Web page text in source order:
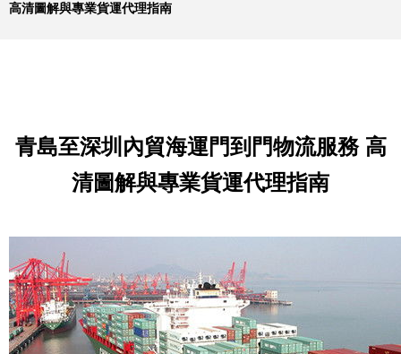
高清圖解與專業貨運代理指南
青島至深圳內貿海運門到門物流服務 高
清圖解與專業貨運代理指南